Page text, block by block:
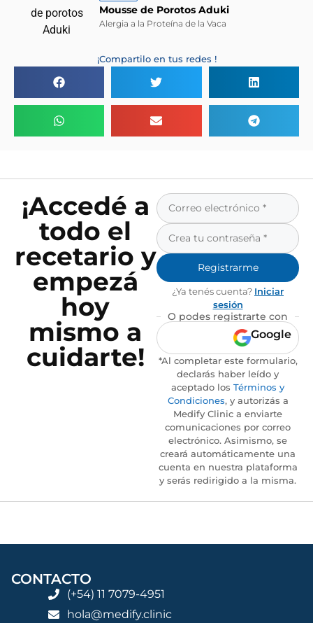
Mousse de Porotos Aduki
Alergia a la Proteína de la Vaca
¡Compartilo en tus redes !
¡Accedé a
todo el
recetario y
empezá
hoy
mismo a
cuidarte!
Registrarme
¿Ya tenés cuenta? Iniciar
sesión
O podes registrarte con
Google
*Al completar este formulario,
declarás haber leído y
aceptado los Términos y
Condiciones, y autorizás a
Medify Clinic a enviarte
comunicaciones por correo
electrónico. Asimismo, se
creará automáticamente una
cuenta en nuestra plataforma
y serás redirigido a la misma.
CONTACTO
(+54) 11 7079-4951
hola@medify.clinic